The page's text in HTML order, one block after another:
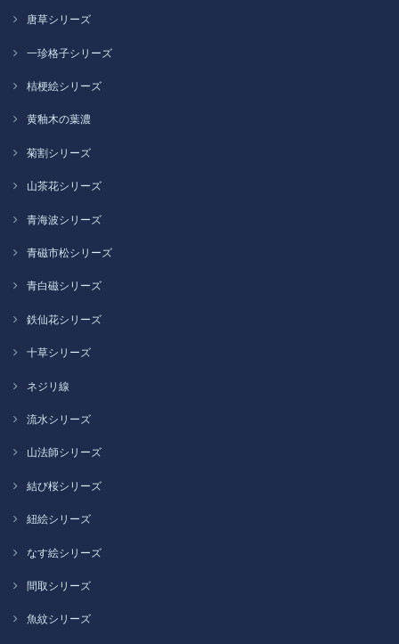
唐草シリーズ
一珍格子シリーズ
桔梗絵シリーズ
黄釉木の葉濃
菊割シリーズ
山茶花シリーズ
青海波シリーズ
青磁市松シリーズ
青白磁シリーズ
鉄仙花シリーズ
十草シリーズ
ネジリ線
流水シリーズ
山法師シリーズ
結び桜シリーズ
紐絵シリーズ
なす絵シリーズ
間取シリーズ
魚紋シリーズ